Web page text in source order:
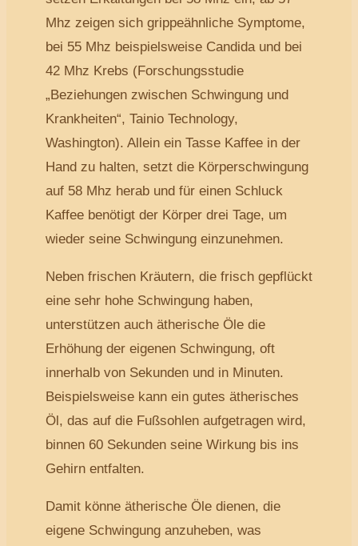
Mhz zeigen sich grippeähnliche Symptome,
bei 55 Mhz beispielsweise Candida und bei
42 Mhz Krebs (Forschungsstudie
„Beziehungen zwischen Schwingung und
Krankheiten“, Tainio Technology,
Washington). Allein ein Tasse Kaffee in der
Hand zu halten, setzt die Körperschwingung
auf 58 Mhz herab und für einen Schluck
Kaffee benötigt der Körper drei Tage, um
wieder seine Schwingung einzunehmen.
Neben frischen Kräutern, die frisch gepflückt
eine sehr hohe Schwingung haben,
unterstützen auch ätherische Öle die
Erhöhung der eigenen Schwingung, oft
innerhalb von Sekunden und in Minuten.
Beispielsweise kann ein gutes ätherisches
Öl, das auf die Fußsohlen aufgetragen wird,
binnen 60 Sekunden seine Wirkung bis ins
Gehirn entfalten.
Damit könne ätherische Öle dienen, die
eigene Schwingung anzuheben, was